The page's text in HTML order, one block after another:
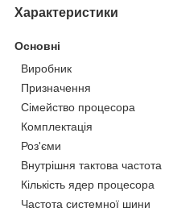
Характеристики
Основні
Виробник
Призначення
Сімейство процесора
Комплектація
Роз'єми
Внутрішня тактова частота
Кількість ядер процесора
Частота системної шини